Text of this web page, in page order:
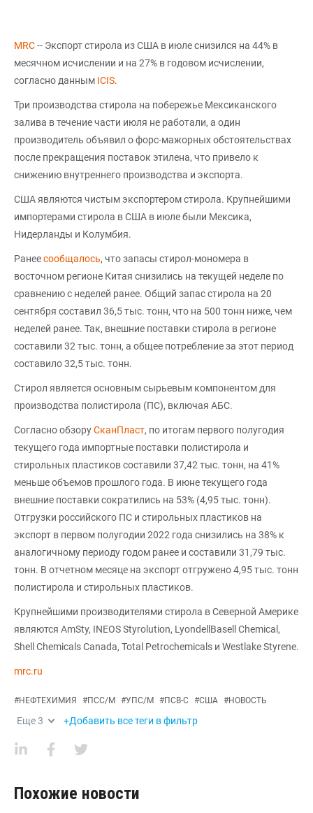
MRC-- Экспорт стирола из США в июле снизился на 44% в
месячном исчислении и на 27% в годовом исчислении,
согласно данным ICIS.
Три производства стирола на побережье Мексиканского
залива в течение части июля не работали, а один
производитель объявил о форс-мажорных обстоятельствах
после прекращения поставок этилена, что привело к
снижению внутреннего производства и экспорта.
США являются чистым экспортером стирола. Крупнейшими
импортерами стирола в США в июле были Мексика,
Нидерланды и Колумбия.
Ранеесообщалось, что запасы стирол-мономера в
восточном регионе Китая снизились на текущей неделе по
сравнению с неделей ранее. Общий запас стирола на 20
сентября составил 36,5 тыс. тонн, что на 500 тонн ниже, чем
неделей ранее. Так, внешние поставки стирола в регионе
составили 32 тыс. тонн, а общее потребление за этот период
составило 32,5 тыс. тонн.
Стирол является основным сырьевым компонентом для
производства полистирола (ПС), включая АБС.
Согласно обзоруСканПласт, по итогам первого полугодия
текущего года импортные поставки полистирола и
стирольных пластиков составили 37,42 тыс. тонн, на 41%
меньше объемов прошлого года. В июне текущего года
внешние поставки сократились на 53% (4,95 тыс. тонн).
Отгрузки российского ПС и стирольных пластиков на
экспорт в первом полугодии 2022 года снизились на 38% к
аналогичному периоду годом ранее и составили 31,79 тыс.
тонн. В отчетном месяце на экспорт отгружено 4,95 тыс. тонн
полистирола и стирольных пластиков.
Крупнейшими производителями стирола в Северной Америке
являются AmSty, INEOS Styrolution, LyondellBasell Chemical,
Shell Chemicals Canada, Total Petrochemicals и Westlake Styrene.
mrc.ru
#НЕФТЕХИМИЯ #ПСС/М #УПС/М #ПСВ-С #США #НОВОСТЬ
Еще3 +Добавить все теги в фильтр
Похожие новости